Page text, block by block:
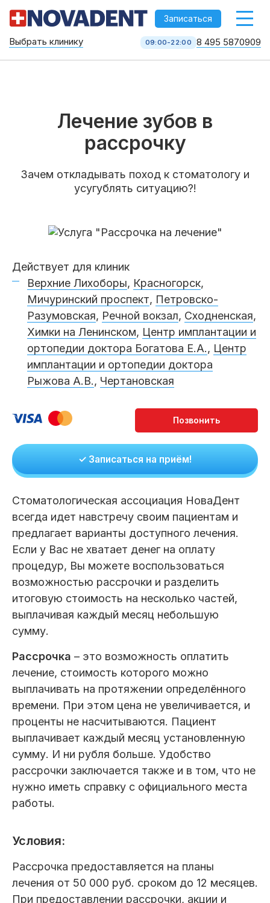
-->
Записаться
Услуги
Имплантация Протезирование Виниры
Брекеты Лечение зубов Удаление
Чистка
стоматология
Все услуги (16 категорий)
Клиники
Петровско-
Разумовская
Центр доктора
Богатова
Красногорск
Химки Ленинский Чертановская
Центр доктора
Рыжова
Цены
Врачи
Работы
Отзывы
Акции
Пациентам
Пациентам База знаний Публикации
Вопросы и ответы Награды Лицензии
Информация
Сотрудники Контакты
Выбрать клинику 09:00-22:00 8 495 5870909
Лечение зубов в
рассрочку
Зачем откладывать поход к стоматологу и
усугублять ситуацию?!
Действует для клиник
Верхние Лихоборы, Красногорск,
Мичуринский проспект, Петровско-
Разумовская, Речной вокзал, Сходненская,
Химки на Ленинском, Центр имплантации и
ортопедии доктора Богатова Е.А., Центр
имплантации и ортопедии доктора
Рыжова А.В., Чертановская
✓ Записаться на приём!
Стоматологическая ассоциация НоваДент
всегда идет навстречу своим пациентам и
предлагает варианты доступного лечения.
Если у Вас не хватает денег на оплату
процедур, Вы можете воспользоваться
возможностью рассрочки и разделить
итоговую стоимость на несколько частей,
выплачивая каждый месяц небольшую
сумму.
Рассрочка – это возможность оплатить
лечение, стоимость которого можно
выплачивать на протяжении определённого
времени. При этом цена не увеличивается, и
проценты не насчитываются. Пациент
выплачивает каждый месяц установленную
сумму. И ни рубля больше. Удобство
рассрочки заключается также и в том, что не
нужно иметь справку с официального места
работы.
Условия:
Рассрочка предоставляется на планы
лечения от 50 000 руб. сроком до 12 месяцев.
При предоставлении рассрочки, акции и